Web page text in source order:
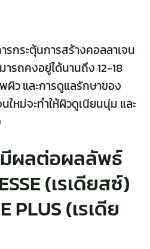
รกระตุ้นการสร้างคอลลาเจน
รถคงอยู่ได้นานถึง 12-18
ว และการดูแลรักษาของ
ใหม่จะทำให้ผิวดูเนียนนุ่ม และ
ผลต่อผลลัพธ์
(เรเดียสซ์)
PLUS (เรเดีย